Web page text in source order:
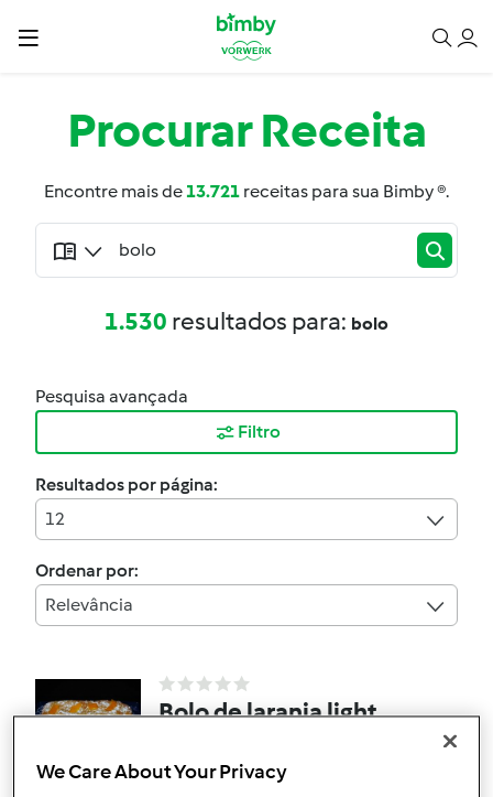
ProcurarReceita
Encontre mais de13.721 receitas para sua Bimby ®.
1.530 resultados para: bolo
Pesquisa avançada
Filtro
Resultados por página:
12
Ordenar por:
Relevância
Bolo de laranja light
We Care About Your Privacy